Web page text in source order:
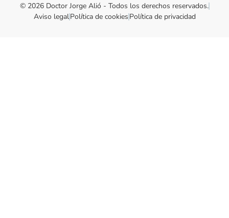
© 2026 Doctor Jorge Alió - Todos los derechos reservados.
Aviso legalPolítica de cookies Política de privacidad